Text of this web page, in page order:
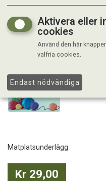
Matplatsunderlägg
Kr 29,00
Aktivera eller
cookies
Använd den här
valfria cookies.
Endast nödvändiga